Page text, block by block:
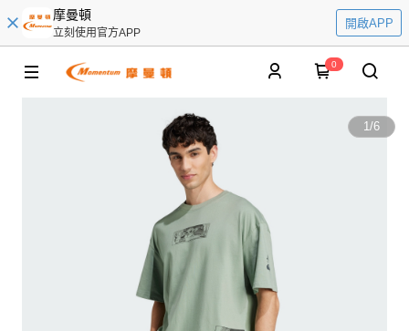
摩曼頓
立刻使用官方APP
開啟APP
0
1/6